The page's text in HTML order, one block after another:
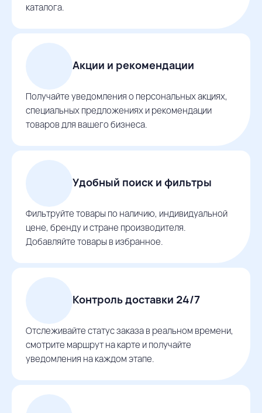
каталога.
Акции и рекомендации
Получайте уведомления о персональных акциях,
специальных предложениях и рекомендации
товаров для вашего бизнеса.
Удобный поиск и фильтры
Фильтруйте товары по наличию, индивидуальной
цене, бренду и стране производителя.
Добавляйте товары в избранное.
Контроль доставки 24/7
Отслеживайте статус заказа в реальном времени,
смотрите маршрут на карте и получайте
уведомления на каждом этапе.